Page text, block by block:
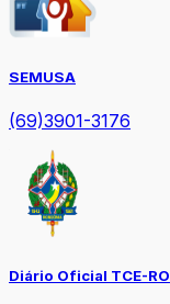
SEMUSA
(69)3901-3176
Diário Oficial TCE-RO